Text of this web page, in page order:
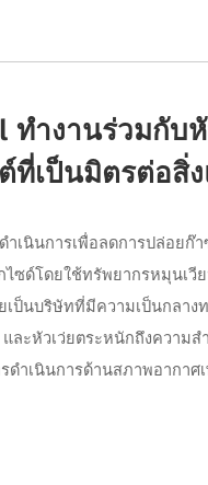
ทำงานร่วมกับหั
ที่เป็นมิตรต่อสิ่
ำเนินการเพื่อลดการปล่อยก๊
ไซด์โดยใช้ทรัพยากรหมุนเวี
เป็นบริษัทที่มีความเป็นกลาง
และหัวเว่ยตระหนักถึงความ
ดำเนินการด้านสภาพอากาศ